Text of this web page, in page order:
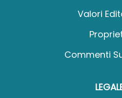
Valori
Commenti